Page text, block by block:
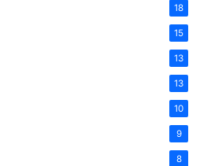
18
15
13
13
10
9
8